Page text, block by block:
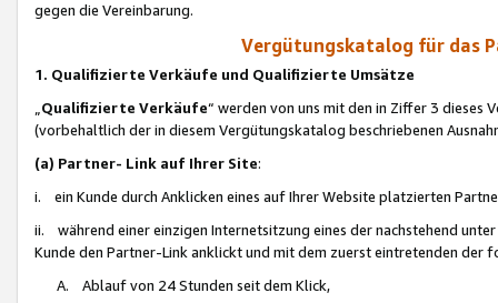
gegen die Vereinbarung.
Vergütungskatalog für das
1. Qualifizierte Verkäufe und Qualifizierte Umsätze
Qualifizierte Verkäufe“ werden von uns mit den in Ziffer 3
(vorbehaltlich der in diesem Vergütungskatalog beschriebenen
(a) Partner- Link auf Ihrer Site:
i. ein Kunde durch Anklicken eines auf Ihrer Website platzierten
ii. während einer einzigen Internetsitzung eines der nachstehend
Kunde den Partner-Link anklickt und mit dem zuerst eintretenden der
A. Ablauf von 24 Stunden seit dem Klick,